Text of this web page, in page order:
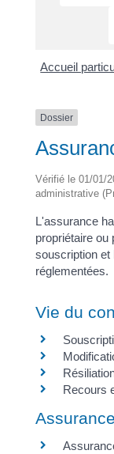
Accueil
Dossier
Vérifié le 01/01/
administrative
L'assurance
propriétaire ou
souscription et
réglementées.
Vie du
Recours